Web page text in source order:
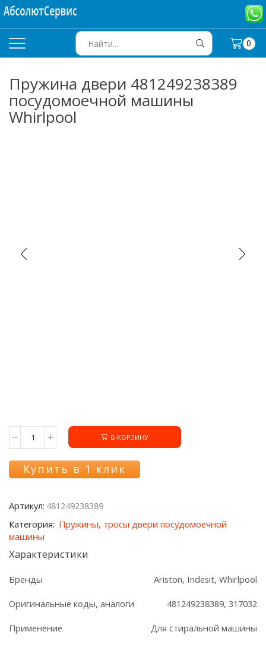
INPUT
0
Пружина двери 481249238389
посудомоечной машины
Whirlpool
Количество
Пружина
двери
машины
В КОРЗИНУ
Купить в 1 клик
Артикул: 481249238389
Категория: Пружины, тросы двери посудомоечной
машины
Характеристики
Бренды Ariston, Indesit, Whirlpool
Оригинальные коды, аналоги 481249238389, 317032
Применение Для стиральной машины